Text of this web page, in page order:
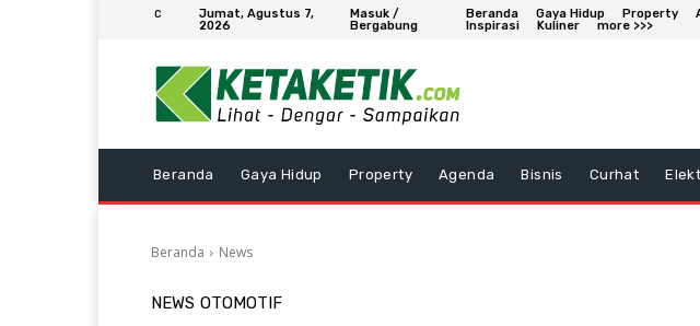
C
Jumat, Agustus 7,
2026
Masuk /
Bergabung
Beranda Gaya Hidup Property
Inspirasi
Kuliner more >>>
Beranda Gaya Hidup Property Agenda Bisnis Curhat
Beranda News
NEWS OTOMOTIF